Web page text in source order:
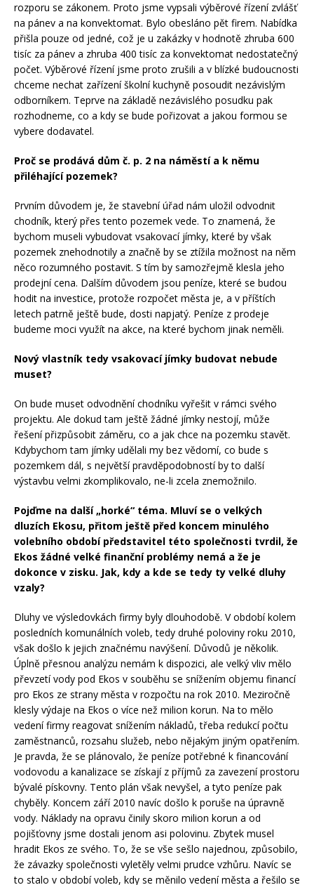
rozporu se zákonem. Proto jsme vypsali výběrové řízení zvlášť
na pánev a na konvektomat. Bylo obesláno pět firem. Nabídka
přišla pouze od jedné, což je u zakázky v hodnotě zhruba 600
tisíc za pánev a zhruba 400 tisíc za konvektomat nedostatečný
počet. Výběrové řízení jsme proto zrušili a v blízké budoucnosti
chceme nechat zařízení školní kuchyně posoudit nezávislým
odborníkem. Teprve na základě nezávislého posudku pak
rozhodneme, co a kdy se bude pořizovat a jakou formou se
vybere dodavatel.
Proč se prodává dům č. p. 2 na náměstí a k němu
přiléhající pozemek?
Prvním důvodem je, že stavební úřad nám uložil odvodnit
chodník, který přes tento pozemek vede. To znamená, že
bychom museli vybudovat vsakovací jímky, které by však
pozemek znehodnotily a značně by se ztížila možnost na něm
něco rozumného postavit. S tím by samozřejmě klesla jeho
prodejní cena. Dalším důvodem jsou peníze, které se budou
hodit na investice, protože rozpočet města je, a v příštích
letech patrně ještě bude, dosti napjatý. Peníze z prodeje
budeme moci využít na akce, na které bychom jinak neměli.
Nový vlastník tedy vsakovací jímky budovat nebude
muset?
On bude muset odvodnění chodníku vyřešit v rámci svého
projektu. Ale dokud tam ještě žádné jímky nestojí, může
řešení přizpůsobit záměru, co a jak chce na pozemku stavět.
Kdybychom tam jímky udělali my bez vědomí, co bude s
pozemkem dál, s největší pravděpodobností by to další
výstavbu velmi zkomplikovalo, ne-li zcela znemožnilo.
Pojďme na další „horké“ téma. Mluví se o velkých
dluzích Ekosu, přitom ještě před koncem minulého
volebního období představitel této společnosti tvrdil, že
Ekos žádné velké finanční problémy nemá a že je
dokonce v zisku. Jak, kdy a kde se tedy ty velké dluhy
vzaly?
Dluhy ve výsledovkách firmy byly dlouhodobě. V období kolem
posledních komunálních voleb, tedy druhé poloviny roku 2010,
však došlo k jejich značnému navýšení. Důvodů je několik.
Úplně přesnou analýzu nemám k dispozici, ale velký vliv mělo
převzetí vody pod Ekos v souběhu se snížením objemu financí
pro Ekos ze strany města v rozpočtu na rok 2010. Meziročně
klesly výdaje na Ekos o více než milion korun. Na to mělo
vedení firmy reagovat snížením nákladů, třeba redukcí počtu
zaměstnanců, rozsahu služeb, nebo nějakým jiným opatřením.
Je pravda, že se plánovalo, že peníze potřebné k financování
vodovodu a kanalizace se získají z příjmů za zavezení prostoru
bývalé pískovny. Tento plán však nevyšel, a tyto peníze pak
chyběly. Koncem září 2010 navíc došlo k poruše na úpravně
vody. Náklady na opravu činily skoro milion korun a od
pojišťovny jsme dostali jenom asi polovinu. Zbytek musel
hradit Ekos ze svého. To, že se vše sešlo najednou, způsobilo,
že závazky společnosti vyletěly velmi prudce vzhůru. Navíc se
to stalo v období voleb, kdy se měnilo vedení města a řešilo se